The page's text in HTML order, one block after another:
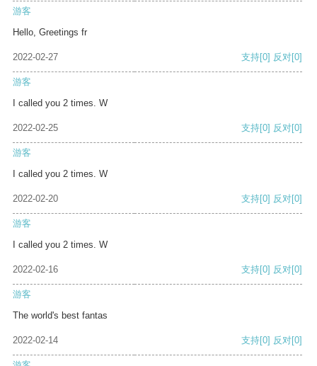
游客
Hello, Greetings fr
2022-02-27 支持[0] 反对[0]
游客
I called you 2 times. W
2022-02-25 支持[0] 反对[0]
游客
I called you 2 times. W
2022-02-20 支持[0] 反对[0]
游客
I called you 2 times. W
2022-02-16 支持[0] 反对[0]
游客
The world's best fantas
2022-02-14 支持[0] 反对[0]